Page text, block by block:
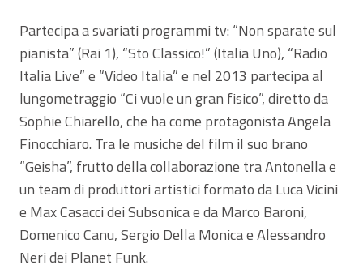
Partecipa a svariati programmi tv: “Non sparate sul
pianista” (Rai 1), “Sto Classico!” (Italia Uno), “Radio
Italia Live” e “Video Italia” e nel 2013 partecipa al
lungometraggio “Ci vuole un gran fisico”, diretto da
Sophie Chiarello, che ha come protagonista Angela
Finocchiaro. Tra le musiche del film il suo brano
“Geisha”, frutto della collaborazione tra Antonella e
un team di produttori artistici formato da Luca Vicini
e Max Casacci dei Subsonica e da Marco Baroni,
Domenico Canu, Sergio Della Monica e Alessandro
Neri dei Planet Funk.